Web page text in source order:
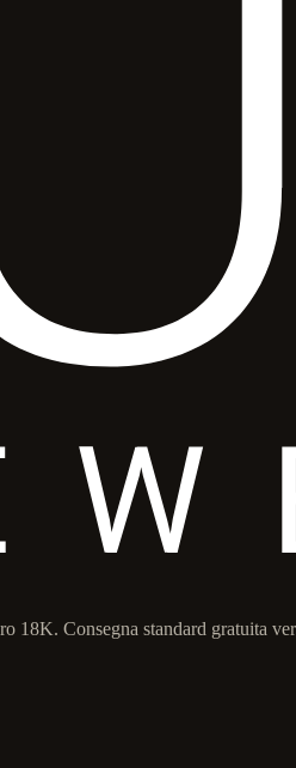
Consegna standard gratuita